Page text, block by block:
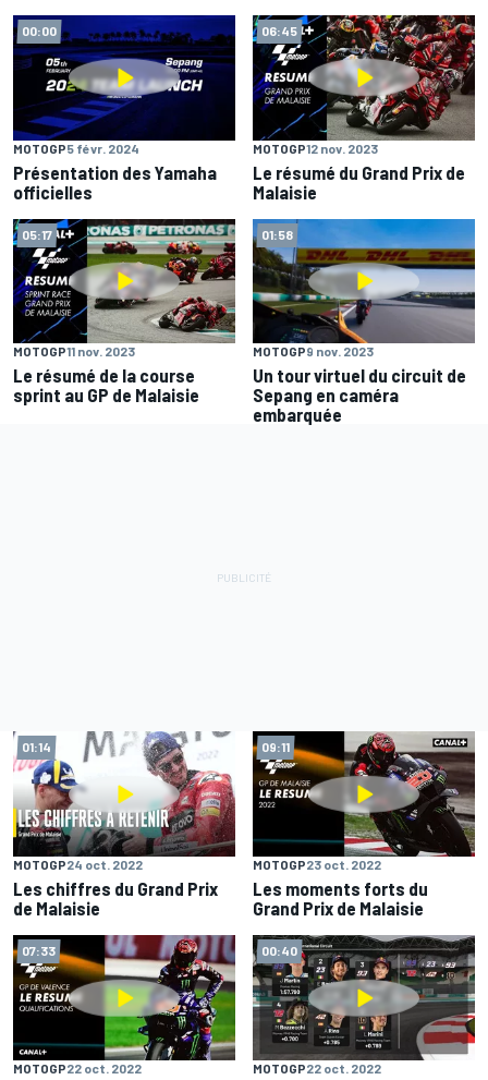
00:00
MOTOGP5 févr. 2024
Présentation des Yamaha
officielles
06:45
MOTOGP12 nov. 2023
Le résumé du Grand Prix de
Malaisie
05:17
MOTOGP11 nov. 2023
Le résumé de la course
sprint au GP de Malaisie
01:58
MOTOGP9 nov. 2023
Un tour virtuel du circuit de
Sepang en caméra
embarquée
01:14
MOTOGP24 oct. 2022
Les chiffres du Grand Prix
de Malaisie
09:11
MOTOGP23 oct. 2022
Les moments forts du
Grand Prix de Malaisie
07:33
MOTOGP22 oct. 2022
00:40
MOTOGP22 oct. 2022